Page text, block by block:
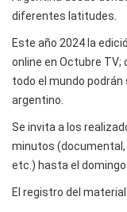
diferentes latitudes.
Este año 2024 la
online en Octubre
todo el mundo
argentino.
Se invita a los
minutos (documental,
etc.) hasta el domingo
El registro del